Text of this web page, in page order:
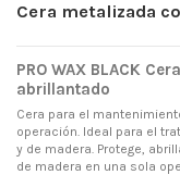
Cera metalizada
PRO WAX BLACK
abrillantado
Cera para el
operación. Ideal para el
y de madera. Protege,
de madera en una sola